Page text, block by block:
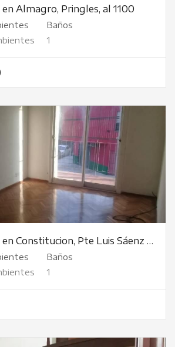
en Almagro, Pringles, al 1100
Baños
1
en Constitucion, Pte Luis Sáenz Peña, al 1900
Baños
1